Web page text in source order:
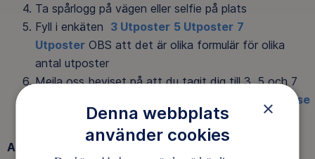
Ta spårlogg på vägen eller selfie på plats
Fyll i enkäten 3 Utposter 5 Utposter 7
Utposter OBS att det är olika formulär för olika
antal utposter
Mejla oss beviset på att du tagit dig till 3, 5 och 7
aktivitet.gallivare@friluftsframjandet.se
Aktiviteten är öppen för alla!
×
Denna webbplats
använder cookies